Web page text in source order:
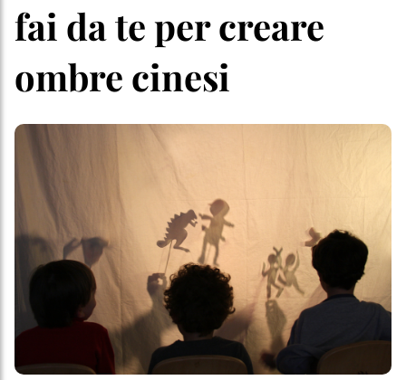
fai da te per creare
ombre cinesi